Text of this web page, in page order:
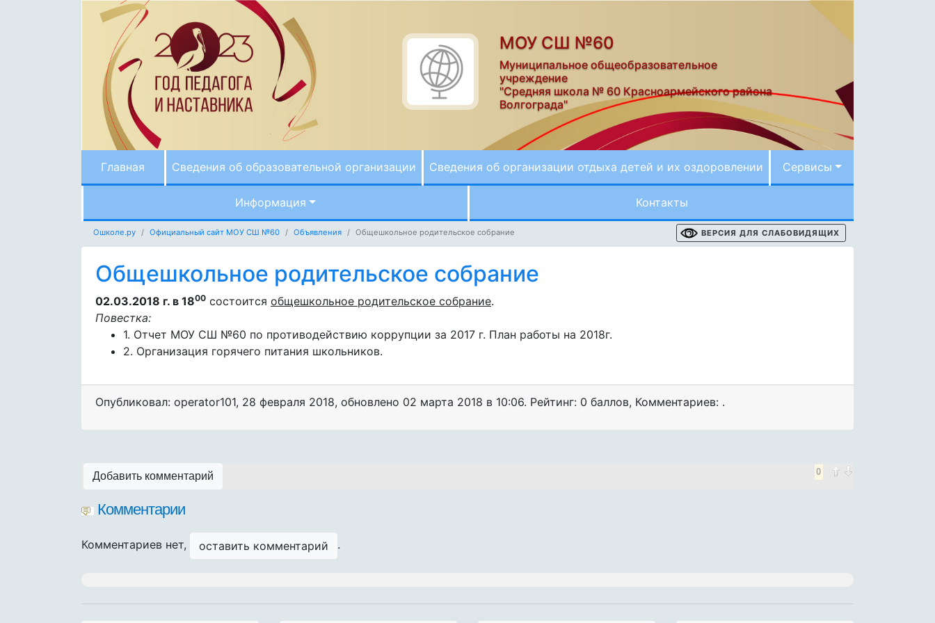
МОУ СШ №60
Муниципальное общеобразовательное
учреждение
"Средняя школа № 60 Красноармейского района
Волгограда"
Главная Сведения об образовательной организации Сведения об организации отдыха детей и их оздоровлении Сервисы
Информация Контакты
Ошколе.ру Официальный сайт МОУ СШ №60 Объявления Общешкольное родительское собрание ВЕРСИЯ ДЛЯ СЛАБОВИДЯЩИХ
Общешкольное родительское собрание
02.03.2018 г. в 1800 состоится общешкольное родительское собрание.
Повестка:
1. Отчет МОУ СШ №60 по противодействию коррупции за 2017 г. План работы на 2018г.
2. Организация горячего питания школьников.
Опубликовал: operator101, 28 февраля 2018, обновлено 02 марта 2018 в 10:06. Рейтинг: 0 баллов, Комментариев: .
0
Добавить комментарий
Комментарии
Комментариев нет, оставить комментарий .